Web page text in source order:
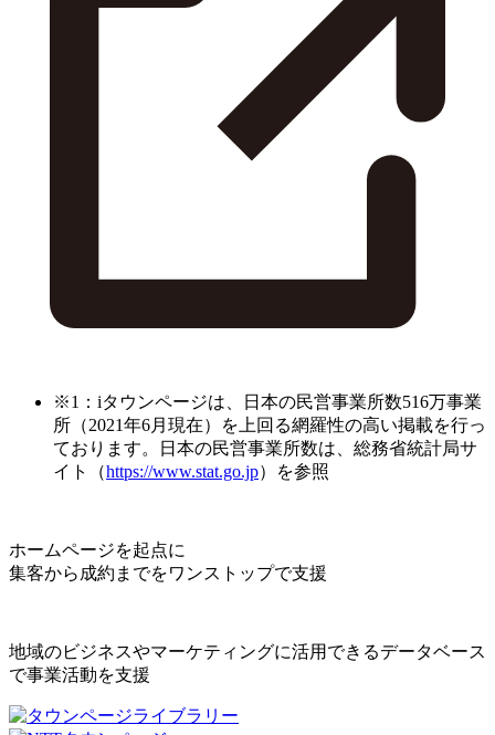
※1：iタウンページは、日本の民営事業所数516万事業
所（2021年6月現在）を上回る網羅性の高い掲載を行っ
ております。日本の民営事業所数は、総務省統計局サ
イト（https://www.stat.go.jp）を参照
ホームページを起点に
集客から成約までをワンストップで支援
地域のビジネスやマーケティングに活用できるデータベース
で事業活動を支援